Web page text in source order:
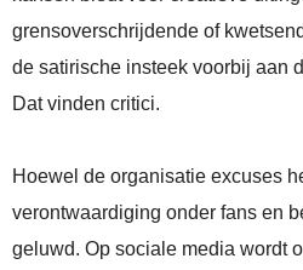
grensoverschrijdende of
de satirische insteek voorbij aan
Dat vinden critici.
Hoewel de organisatie excuses
verontwaardiging onder fans en
geluwd. Op sociale media wordt